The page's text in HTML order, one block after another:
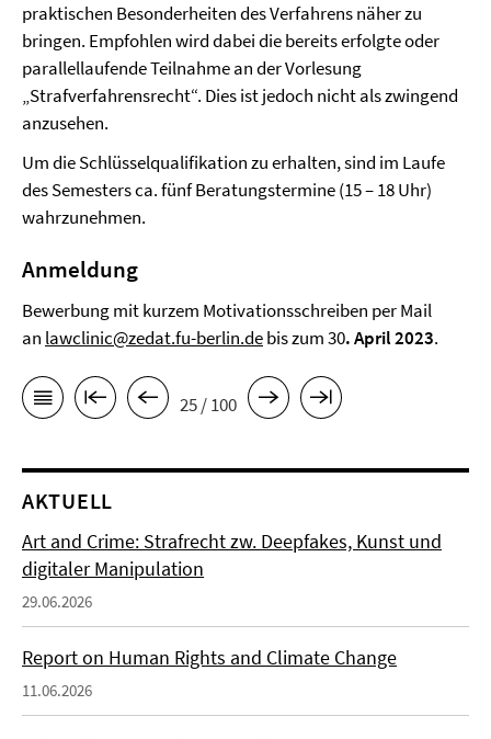
praktischen Besonderheiten des Verfahrens näher zu
bringen. Empfohlen wird dabei die bereits erfolgte oder
parallellaufende Teilnahme an der Vorlesung
„Strafverfahrensrecht“. Dies ist jedoch nicht als zwingend
anzusehen.
Um die Schlüsselqualifikation zu erhalten, sind im Laufe
des Semesters ca. fünf Beratungstermine (15 – 18 Uhr)
wahrzunehmen.
Anmeldung
Bewerbung mit kurzem Motivationsschreiben per Mail
an lawclinic@zedat.fu-berlin.debis zum 30. April 2023.
25 / 100
AKTUELL
Art and Crime: Strafrecht zw. Deepfakes, Kunst und
digitaler Manipulation
29.06.2026
Report on Human Rights and Climate Change
11.06.2026